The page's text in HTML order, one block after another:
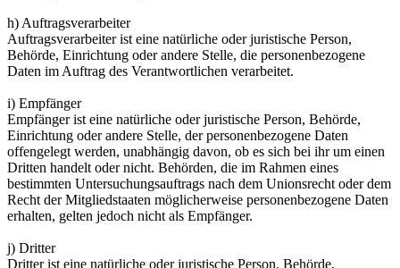
h) Auftragsverarbeiter
Auftragsverarbeiter ist eine natürliche oder juristische Person,
Behörde, Einrichtung oder andere Stelle, die personenbezogene
Daten im Auftrag des Verantwortlichen verarbeitet.
i) Empfänger
Empfänger ist eine natürliche oder juristische Person, Behörde,
Einrichtung oder andere Stelle, der personenbezogene Daten
offengelegt werden, unabhängig davon, ob es sich bei ihr um einen
Dritten handelt oder nicht. Behörden, die im Rahmen eines
bestimmten Untersuchungsauftrags nach dem Unionsrecht oder dem
Recht der Mitgliedstaaten möglicherweise personenbezogene Daten
erhalten, gelten jedoch nicht als Empfänger.
j) Dritter
Dritter ist eine natürliche oder juristische Person, Behörde,